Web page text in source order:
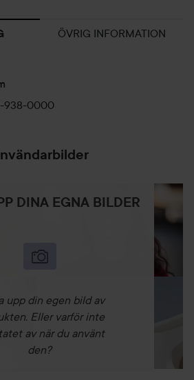
ÖVRIG INFORMATION
938-0000
DINA EGNA BILDER
upp din egen bild av
Eller varför inte
av när du använt
den?